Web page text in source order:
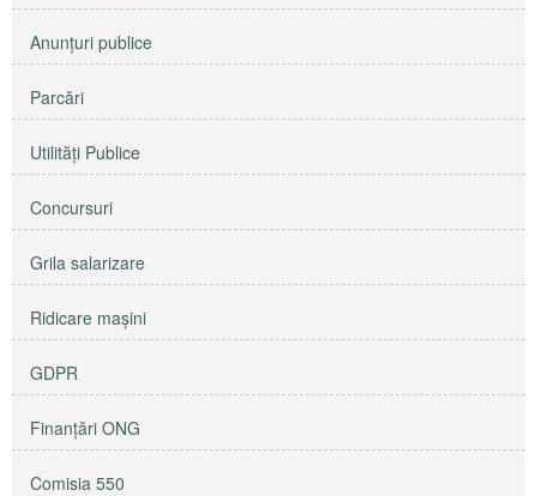
Anunţuri publice
Parcări
Utilităţi Publice
Concursuri
Grila salarizare
Ridicare maşini
GDPR
Finanțări ONG
Comisia 550